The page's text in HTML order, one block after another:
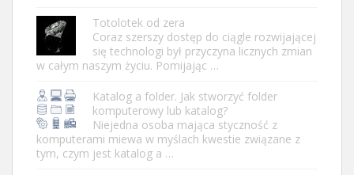
Totolotek od zera
Coraz szerszy dostęp do ciągle rozwijającej
się technologi był przyczyna licznych zmian
w całym naszym życiu. Pomijając …
Katalog a folder. Jak stworzyć folder
komputerowy lub katalog?
Niejedna osoba mająca styczność z
komputerami miewa w myślach kwestie związane z
tym, czym jest katalog a …